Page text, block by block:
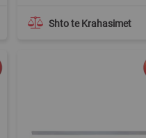
Shto te Krahasimet